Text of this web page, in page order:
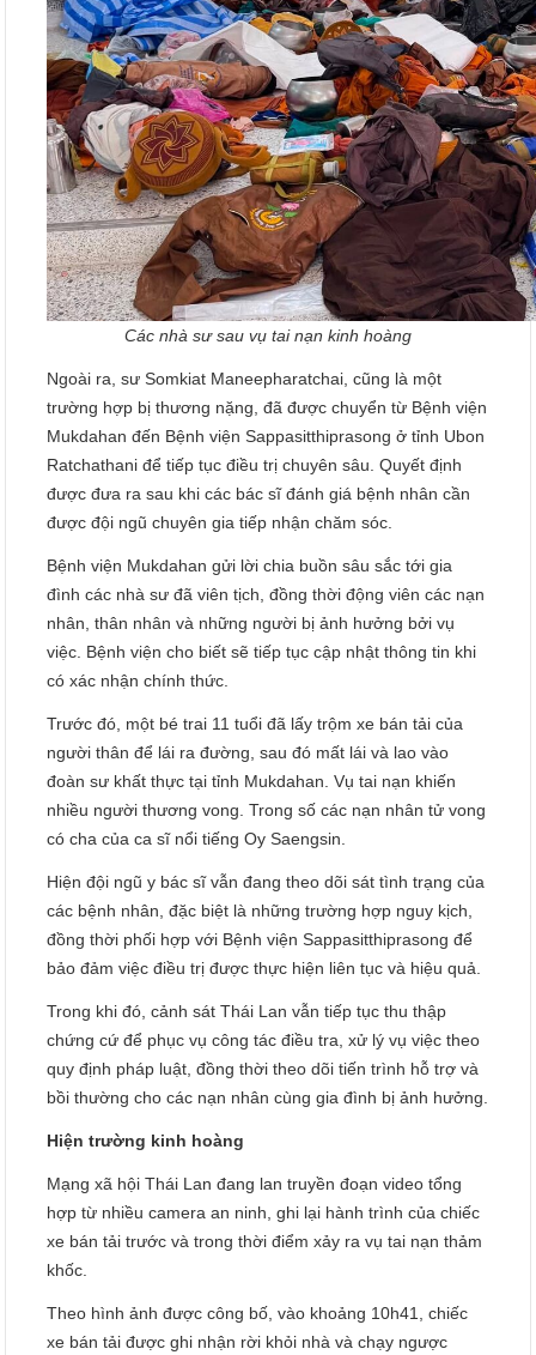
Các nhà sư sau vụ tai nạn kinh hoàng
Ngoài ra, sư Somkiat Maneepharatchai, cũng là một
trường hợp bị thương nặng, đã được chuyển từ Bệnh viện
Mukdahan đến Bệnh viện Sappasitthiprasong ở tỉnh Ubon
Ratchathani để tiếp tục điều trị chuyên sâu. Quyết định
được đưa ra sau khi các bác sĩ đánh giá bệnh nhân cần
được đội ngũ chuyên gia tiếp nhận chăm sóc.
Bệnh viện Mukdahan gửi lời chia buồn sâu sắc tới gia
đình các nhà sư đã viên tịch, đồng thời động viên các nạn
nhân, thân nhân và những người bị ảnh hưởng bởi vụ
việc. Bệnh viện cho biết sẽ tiếp tục cập nhật thông tin khi
có xác nhận chính thức.
Trước đó, một bé trai 11 tuổi đã lấy trộm xe bán tải của
người thân để lái ra đường, sau đó mất lái và lao vào
đoàn sư khất thực tại tỉnh Mukdahan. Vụ tai nạn khiến
nhiều người thương vong. Trong số các nạn nhân tử vong
có cha của ca sĩ nổi tiếng Oy Saengsin.
Hiện đội ngũ y bác sĩ vẫn đang theo dõi sát tình trạng của
các bệnh nhân, đặc biệt là những trường hợp nguy kịch,
đồng thời phối hợp với Bệnh viện Sappasitthiprasong để
bảo đảm việc điều trị được thực hiện liên tục và hiệu quả.
Trong khi đó, cảnh sát Thái Lan vẫn tiếp tục thu thập
chứng cứ để phục vụ công tác điều tra, xử lý vụ việc theo
quy định pháp luật, đồng thời theo dõi tiến trình hỗ trợ và
bồi thường cho các nạn nhân cùng gia đình bị ảnh hưởng.
Hiện trường kinh hoàng
Mạng xã hội Thái Lan đang lan truyền đoạn video tổng
hợp từ nhiều camera an ninh, ghi lại hành trình của chiếc
xe bán tải trước và trong thời điểm xảy ra vụ tai nạn thảm
khốc.
Theo hình ảnh được công bố, vào khoảng 10h41, chiếc
xe bán tải được ghi nhận rời khỏi nhà và chạy ngược